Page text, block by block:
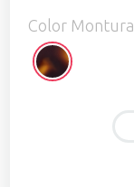
Color Montura
Carey